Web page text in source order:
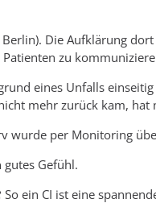
Die Aufklärung
zu
eines Unfalls
mehr zurück kam, hat
wurde per Monitoring
Gefühl.
ein CI ist eine